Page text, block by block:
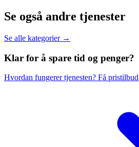
Se også andre tjenester
Se alle kategorier →
Klar for å spare tid og penger?
Hvordan fungerer tjenesten? Få pristilbud